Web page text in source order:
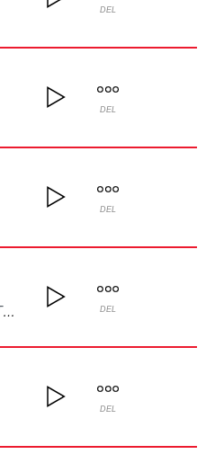
DEL
DEL
DEL
TELL ME WHAT TO DO DEL
DEL